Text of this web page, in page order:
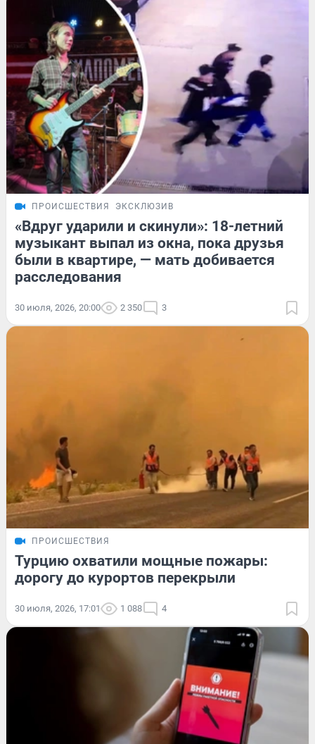
ПРОИСШЕСТВИЯ ЭКСКЛЮЗИВ
«Вдруг ударили и скинули»: 18-летний
музыкант выпал из окна, пока друзья
были в квартире, — мать добивается
расследования
30 июля, 2026, 20:00 2 350 3
ПРОИСШЕСТВИЯ
Турцию охватили мощные пожары:
дорогу до курортов перекрыли
30 июля, 2026, 17:01 1 088 4